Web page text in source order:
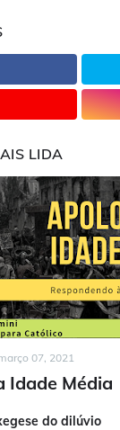
LIDA
07, 2021
Idade Média
do dilúvio